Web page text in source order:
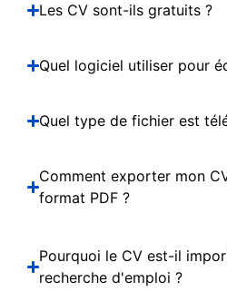
Les CV sont-ils gratuits ?
Quel logiciel utiliser pour
Quel type de fichier est
Comment exporter mon
format PDF ?
Pourquoi le CV est-il
recherche d'emploi ?